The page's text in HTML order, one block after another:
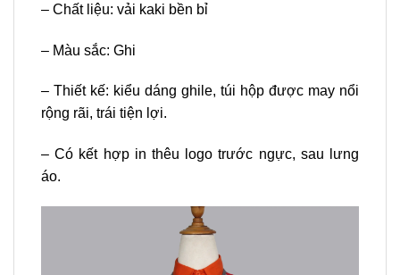
– Chất liệu: vải kaki bền bỉ
– Màu sắc: Ghi
– Thiết kế: kiểu dáng ghile, túi hộp được may nổi
rộng rãi, trái tiện lợi.
– Có kết hợp in thêu logo trước ngực, sau lưng
áo.